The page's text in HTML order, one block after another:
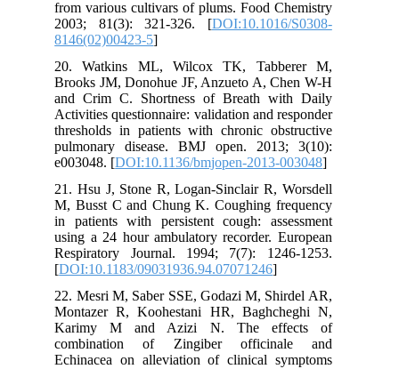
from various cultivars of plums. Food Chemistry
2003; 81(3): 321-326. [DOI:10.1016/S0308-
8146(02)00423-5
20. Watkins ML, Wilcox TK, Tabberer M,
Brooks JM, Donohue JF, Anzueto A, Chen W-H
and Crim C. Shortness of Breath with Daily
Activities questionnaire: validation and responder
thresholds in patients with chronic obstructive
pulmonary disease. BMJ open. 2013; 3(10):
e003048. [DOI:10.1136/bmjopen-2013-003048
21. Hsu J, Stone R, Logan-Sinclair R, Worsdell
M, Busst C and Chung K. Coughing frequency
in patients with persistent cough: assessment
using a 24 hour ambulatory recorder. European
Respiratory Journal. 1994; 7(7): 1246-1253.
[DOI:10.1183/09031936.94.07071246
22. Mesri M, Saber SSE, Godazi M, Shirdel AR,
Montazer R, Koohestani HR, Baghcheghi N,
Karimy M and Azizi N. The effects of
combination of Zingiber officinale and
Echinacea on alleviation of clinical symptoms